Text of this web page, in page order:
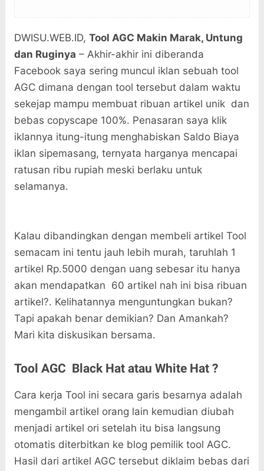
DWISU.WEB.ID, Tool AGC Makin Marak, Untung
dan Ruginya – Akhir-akhir ini diberanda
Facebook saya sering muncul iklan sebuah tool
AGC dimana dengan tool tersebut dalam waktu
sekejap mampu membuat ribuan artikel unik dan
bebas copyscape 100%. Penasaran saya klik
iklannya itung-itung menghabiskan Saldo Biaya
iklan sipemasang, ternyata harganya mencapai
ratusan ribu rupiah meski berlaku untuk
selamanya.
Kalau dibandingkan dengan membeli artikel Tool
semacam ini tentu jauh lebih murah, taruhlah 1
artikel Rp.5000 dengan uang sebesar itu hanya
akan mendapatkan 60 artikel nah ini bisa ribuan
artikel?. Kelihatannya menguntungkan bukan?
Tapi apakah benar demikian? Dan Amankah?
Mari kita diskusikan bersama.
Tool AGC Black Hat atau White Hat ?
Cara kerja Tool ini secara garis besarnya adalah
mengambil artikel orang lain kemudian diubah
menjadi artikel ori setelah itu bisa langsung
otomatis diterbitkan ke blog pemilik tool AGC.
Hasil dari artikel AGC tersebut diklaim bebas dari